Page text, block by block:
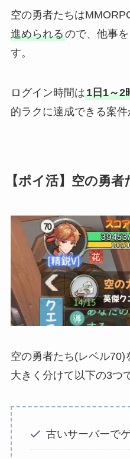
空の勇者たちは
進められるので、他事
す。
ログイン時間は1日1～2
的ラクに達成できる案件
【ポイ活】空の勇
空の勇者たち(レベル70)
大きく分けて以下の3つ
古いサーバーで